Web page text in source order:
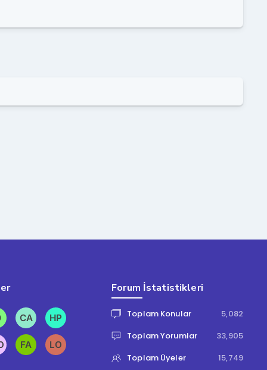
Forum İstatistikleri
Toplam Konular
5,082
Toplam Yorumlar
33,905
Toplam Üyeler
15,749